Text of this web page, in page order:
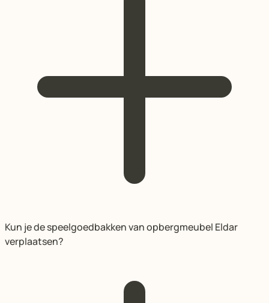
Kun je de speelgoedbakken van opbergmeubel Eldar
verplaatsen?